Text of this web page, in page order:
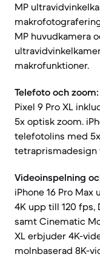
MP
MP huvudkamera
makrofunktioner.
Telefoto och zoom:
Pixel 9 Pro XL
5x optisk zoom.
telefotolins med
Videoinspelning
iPhone 16 Pro
4K upp till 120 fps,
samt Cinematic
XL erbjuder 4K-
molnbaserad 8K-